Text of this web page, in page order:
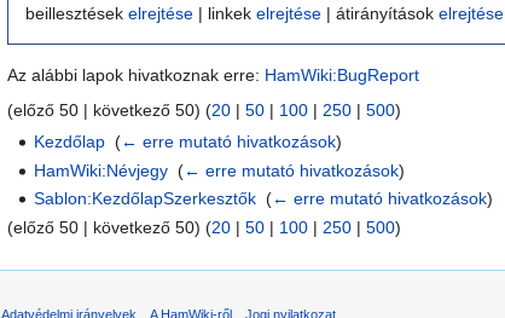
beillesztések elrejtése | linkek elrejtése | átirányítások elrejtése
Az alábbi lapok hivatkoznak erre: HamWiki:BugReport
(előző 50 | következő 50) (20 | 50 | 100 | 250 | 500)
Kezdőlap ‎(← erre mutató hivatkozások)
HamWiki:Névjegy ‎(← erre mutató hivatkozások)
Sablon:KezdőlapSzerkesztők ‎(← erre mutató hivatkozások)
(előző 50 | következő 50) (20 | 50 | 100 | 250 | 500)
Adatvédelmi irányelvek A HamWiki-ről Jogi nyilatkozat